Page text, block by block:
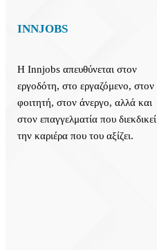
INNJOBS
Η Innjobs απευθύνεται στον
εργοδότη, στο εργαζόμενο, στον
φοιτητή, στον άνεργο, αλλά και
στον επαγγελματία που διεκδικεί
την καριέρα που του αξίζει.